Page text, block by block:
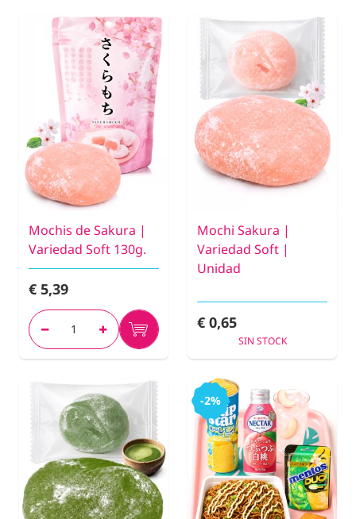
Mochis de Sakura |
Variedad Soft 130g.
€ 5,39
Mochi Sakura |
Variedad Soft |
Unidad
€ 0,65
SIN STOCK
-2%